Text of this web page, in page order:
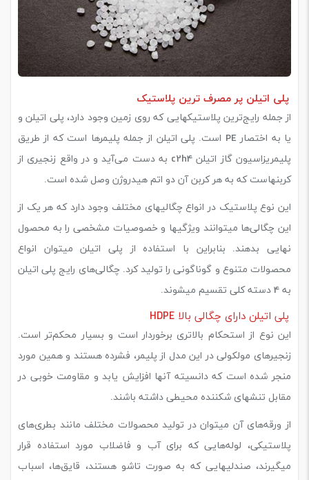
پلی اتیلن پر مصرف ترین پلاستیک
از جمله رایج‌ترین پلاستیکهایی که روی زمین وجود دارد، پلی اتیلن و
یا به اختصار PE است. پلی اتیلن از جمله پلیمرها است که از طریق
پلیمریزاسیون گاز اتیلن c2h4 به دست می‌آید و در واقع زنجیری از
کربن‎هاست که به هر کربن آن دو اتم هیدروژن وصل شده است.
این نوع پلاستیک در انواع چگالیهای مختلف وجود دارد که هر یک از
این چگالی‌ها میتوانند ویژگیها و خصوصیات مشخصی را به محصول
نهایی بدهند. بنابراین با استفاده از پلی اتیلن میتوان انواع
محصولات متنوع و گوناگونی را تولید کرد. چگالی‌های رایج پلی اتیلن
به 4 دسته کلی تقسیم میشوند.
پلی اتیلن دارای چگالی بالا HDPE
این نوع از استحکام بالاتری برخوردار است و بسیار محکم‌تر است.
زنجیرهای مولکولی در این مدل از پلیمر، فشرده هستند و همین مورد
منجر شده است که دانسیته آنها افزایش یابد و مقاومت خوبی در
مقابل تنش‎های شکننده محیطی داشته باشند.
از ورقه‌های آن میتوان در تولید محصولات مختلف مانند بطر‌ی‌های
پلاستیکی، لوله‌هایی که برای آب و فاضلاب مورد استفاده قرار
میگیرند، صندلیهایی که به صورت تاشو هستند، قایق‌ها، اسباب